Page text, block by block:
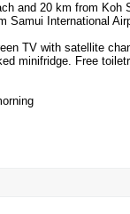
and 20 km from Koh
Samui International
TV with satellite
minifridge. Free